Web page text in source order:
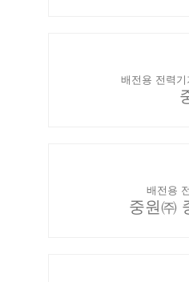
배전용 전력
배전용
중원㈜